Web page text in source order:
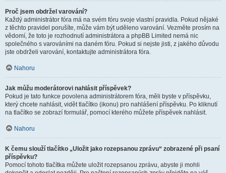
Proč jsem obdržel varování?
Každý administrátor fóra má na svém fóru svoje vlastní pravidla. Pokud nějaké
z těchto pravidel porušíte, může vám být uděleno varování. Vezměte prosím na
vědomí, že toto je rozhodnutí administrátora a phpBB Limited nemá nic
společného s varováními na daném fóru. Pokud si nejste jisti, z jakého důvodu
jste obdrželi varování, kontaktujte administrátora fóra.
Nahoru
Jak můžu moderátorovi nahlásit příspěvek?
Pokud je tato funkce povolena administrátorem fóra, měli byste v příspěvku,
který chcete nahlásit, vidět tlačítko (ikonu) pro nahlášení příspěvku. Po kliknutí
na tlačítko se zobrazí formulář, pomocí kterého můžete příspěvek nahlásit.
Nahoru
K čemu slouží tlačítko „Uložit jako rozepsanou zprávu“ zobrazené při psaní
příspěvku?
Pomocí tohoto tlačítka můžete uložit rozepsanou zprávu, abyste ji mohli